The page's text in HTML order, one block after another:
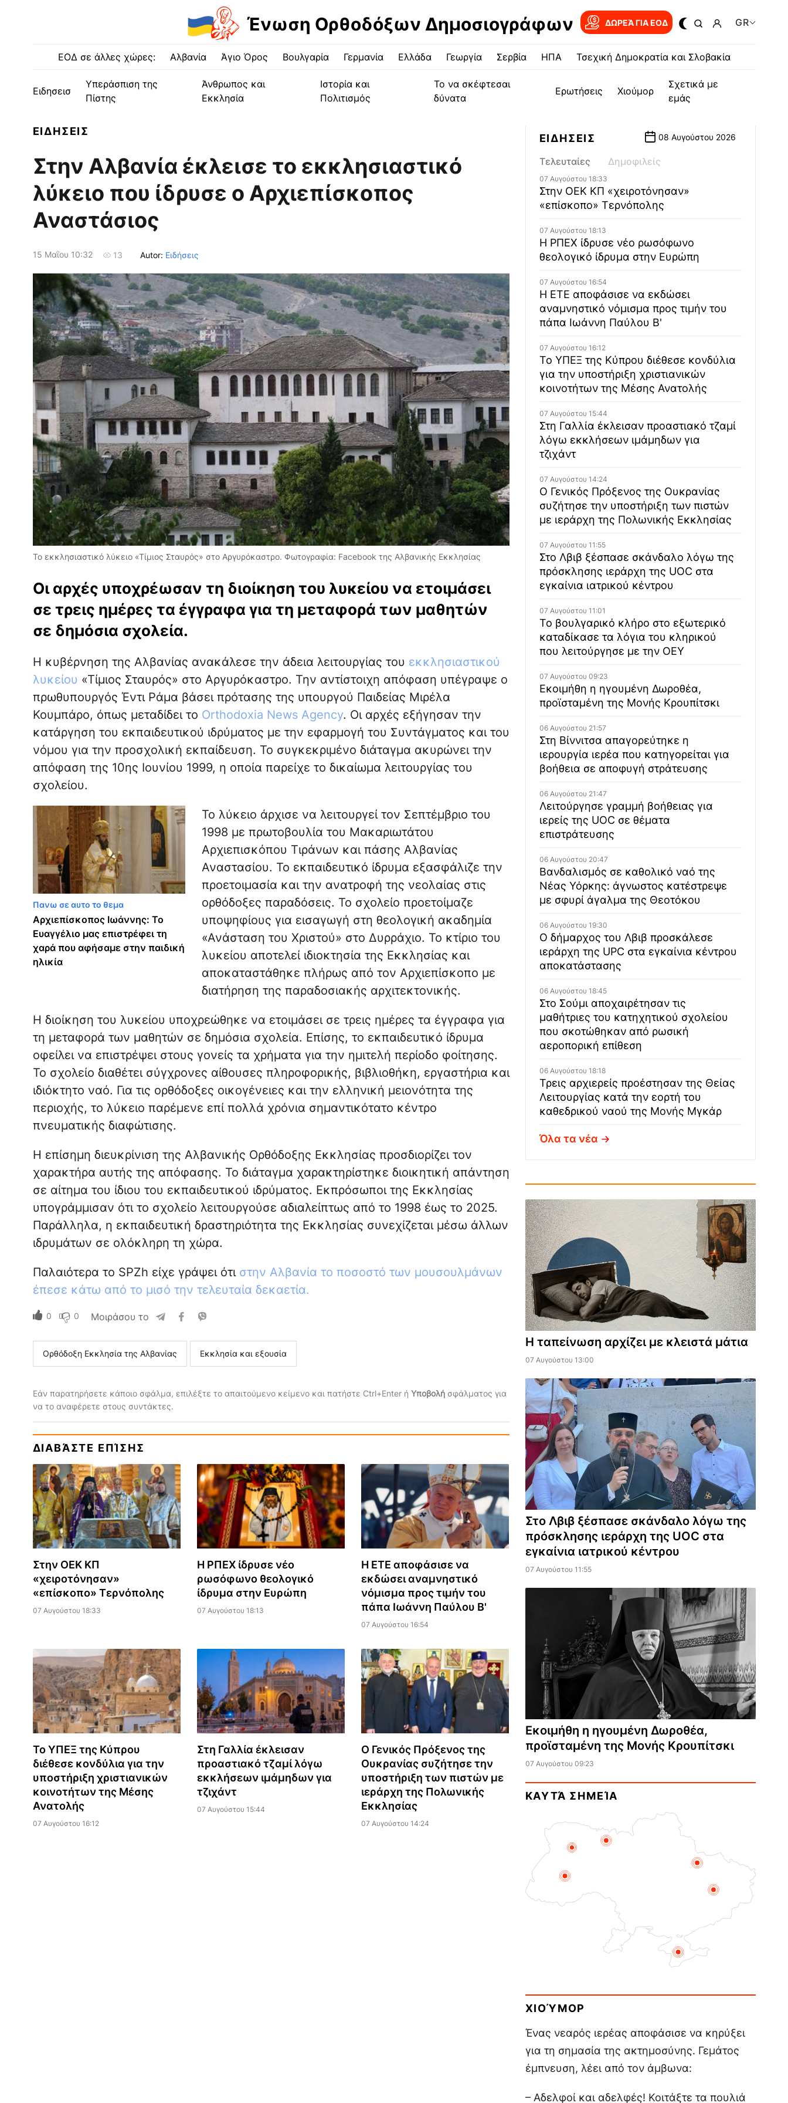
Ένωση Ορθοδόξων Δημοσιογράφων ΔΩΡΕΆ ΓΙΑ EOΔ GR
ΕΟΔ σε άλλες χώρες: Αλβανία Άγιο Όρος Βουλγαρία Γερμανία Ελλάδα Γεωργία Σερβία ΗΠΑ Τσεχική Δημοκρατία και Σλοβακία
Ειδησεισ
Υπεράσπιση της
Πίστης
Άνθρωπος και
Εκκλησία
Ιστορία και
Πολιτισμός
Το να σκέφτεσαι
δύνατα
Ερωτήσεις Χιούμορ
Σχετικά με
εμάς
ΕΙΔΗΣΕΙΣ
Στην Αλβανία έκλεισε το εκκλησιαστικό
λύκειο που ίδρυσε ο Αρχιεπίσκοπος
Αναστάσιος
15 Μαΐου 10:32 13 Autor: Ειδήσεις
Το εκκλησιαστικό λύκειο «Τίμιος Σταυρός» στο Αργυρόκαστρο. Φωτογραφία: Facebook της Αλβανικής Εκκλησίας
Οι αρχές υποχρέωσαν τη διοίκηση του λυκείου να ετοιμάσει
σε τρεις ημέρες τα έγγραφα για τη μεταφορά των μαθητών
σε δημόσια σχολεία.
Η κυβέρνηση της Αλβανίας ανακάλεσε την άδεια λειτουργίας του εκκλησιαστικού
λυκείου «Τίμιος Σταυρός» στο Αργυρόκαστρο. Την αντίστοιχη απόφαση υπέγραψε ο
πρωθυπουργός Έντι Ράμα βάσει πρότασης της υπουργού Παιδείας Μιρέλα
Κουμπάρο, όπως μεταδίδει το Orthodoxia News Agency. Οι αρχές εξήγησαν την
κατάργηση του εκπαιδευτικού ιδρύματος με την εφαρμογή του Συντάγματος και του
νόμου για την προσχολική εκπαίδευση. Το συγκεκριμένο διάταγμα ακυρώνει την
απόφαση της 10ης Ιουνίου 1999, η οποία παρείχε το δικαίωμα λειτουργίας του
σχολείου.
Πανω σε αυτο το θεμα
Αρχιεπίσκοπος Ιωάννης: Το
Ευαγγέλιο μας επιστρέφει τη
χαρά που αφήσαμε στην παιδική
ηλικία
Το λύκειο άρχισε να λειτουργεί τον Σεπτέμβριο του
1998 με πρωτοβουλία του Μακαριωτάτου
Αρχιεπισκόπου Τιράνων και πάσης Αλβανίας
Αναστασίου. Το εκπαιδευτικό ίδρυμα εξασφάλιζε την
προετοιμασία και την ανατροφή της νεολαίας στις
ορθόδοξες παραδόσεις. Το σχολείο προετοίμαζε
υποψηφίους για εισαγωγή στη θεολογική ακαδημία
«Ανάσταση του Χριστού» στο Δυρράχιο. Το κτίριο του
λυκείου αποτελεί ιδιοκτησία της Εκκλησίας και
αποκαταστάθηκε πλήρως από τον Αρχιεπίσκοπο με
διατήρηση της παραδοσιακής αρχιτεκτονικής.
Η διοίκηση του λυκείου υποχρεώθηκε να ετοιμάσει σε τρεις ημέρες τα έγγραφα για
τη μεταφορά των μαθητών σε δημόσια σχολεία. Επίσης, το εκπαιδευτικό ίδρυμα
οφείλει να επιστρέψει στους γονείς τα χρήματα για την ημιτελή περίοδο φοίτησης.
Το σχολείο διαθέτει σύγχρονες αίθουσες πληροφορικής, βιβλιοθήκη, εργαστήρια και
ιδιόκτητο ναό. Για τις ορθόδοξες οικογένειες και την ελληνική μειονότητα της
περιοχής, το λύκειο παρέμενε επί πολλά χρόνια σημαντικότατο κέντρο
πνευματικής διαφώτισης.
Η επίσημη διευκρίνιση της Αλβανικής Ορθόδοξης Εκκλησίας προσδιορίζει τον
χαρακτήρα αυτής της απόφασης. Το διάταγμα χαρακτηρίστηκε διοικητική απάντηση
σε αίτημα του ίδιου του εκπαιδευτικού ιδρύματος. Εκπρόσωποι της Εκκλησίας
υπογράμμισαν ότι το σχολείο λειτουργούσε αδιαλείπτως από το 1998 έως το 2025.
Παράλληλα, η εκπαιδευτική δραστηριότητα της Εκκλησίας συνεχίζεται μέσω άλλων
ιδρυμάτων σε ολόκληρη τη χώρα.
Παλαιότερα το SPZh είχε γράψει ότι στην Αλβανία το ποσοστό των μουσουλμάνων
έπεσε κάτω από το μισό την τελευταία δεκαετία.
0 0 Μοιράσου το
Ορθόδοξη Εκκλησία της Αλβανίας Εκκλησία και εξουσία
Εάν παρατηρήσετε κάποιο σφάλμα, επιλέξτε το απαιτούμενο κείμενο και πατήστε Ctrl+Enter ή Υποβολήσφάλματος για
να το αναφέρετε στους συντάκτες.
ΔΙΑΒΆΣΤΕ ΕΠΊΣΗΣ
Στην ΟΕΚ ΚΠ
«χειροτόνησαν»
«επίσκοπο» Τερνόπολης
07 Αυγούστου 18:33
Η ΡΠΕΧ ίδρυσε νέο
ρωσόφωνο θεολογικό
ίδρυμα στην Ευρώπη
07 Αυγούστου 18:13
Η ΕΤΕ αποφάσισε να
εκδώσει αναμνηστικό
νόμισμα προς τιμήν του
πάπα Ιωάννη Παύλου Β'
07 Αυγούστου 16:54
Το ΥΠΕΞ της Κύπρου
διέθεσε κονδύλια για την
υποστήριξη χριστιανικών
κοινοτήτων της Μέσης
Ανατολής
07 Αυγούστου 16:12
Στη Γαλλία έκλεισαν
προαστιακό τζαμί λόγω
εκκλήσεων ιμάμηδων για
τζιχάντ
07 Αυγούστου 15:44
Ο Γενικός Πρόξενος της
Ουκρανίας συζήτησε την
υποστήριξη των πιστών με
ιεράρχη της Πολωνικής
Εκκλησίας
07 Αυγούστου 14:24
ΕΙΔΗΣΕΙΣ 08 Αυγούστου 2026
Τελευταίες Δημοφιλείς
07 Αυγούστου 18:33
Στην ΟΕΚ ΚΠ «χειροτόνησαν»
«επίσκοπο» Τερνόπολης
07 Αυγούστου 18:13
Η ΡΠΕΧ ίδρυσε νέο ρωσόφωνο
θεολογικό ίδρυμα στην Ευρώπη
07 Αυγούστου 16:54
Η ΕΤΕ αποφάσισε να εκδώσει
αναμνηστικό νόμισμα προς τιμήν του
πάπα Ιωάννη Παύλου Β'
07 Αυγούστου 16:12
Το ΥΠΕΞ της Κύπρου διέθεσε κονδύλια
για την υποστήριξη χριστιανικών
κοινοτήτων της Μέσης Ανατολής
07 Αυγούστου 15:44
Στη Γαλλία έκλεισαν προαστιακό τζαμί
λόγω εκκλήσεων ιμάμηδων για
τζιχάντ
07 Αυγούστου 14:24
Ο Γενικός Πρόξενος της Ουκρανίας
συζήτησε την υποστήριξη των πιστών
με ιεράρχη της Πολωνικής Εκκλησίας
07 Αυγούστου 11:55
Στο Λβιβ ξέσπασε σκάνδαλο λόγω της
πρόσκλησης ιεράρχη της UOC στα
εγκαίνια ιατρικού κέντρου
07 Αυγούστου 11:01
Το βουλγαρικό κλήρο στο εξωτερικό
καταδίκασε τα λόγια του κληρικού
που λειτούργησε με την ΟΕΥ
07 Αυγούστου 09:23
Εκοιμήθη η ηγουμένη Δωροθέα,
προϊσταμένη της Μονής Κρουπίτσκι
06 Αυγούστου 21:57
Στη Βίννιτσα απαγορεύτηκε η
ιερουργία ιερέα που κατηγορείται για
βοήθεια σε αποφυγή στράτευσης
06 Αυγούστου 21:47
Λειτούργησε γραμμή βοήθειας για
ιερείς της UOC σε θέματα
επιστράτευσης
06 Αυγούστου 20:47
Βανδαλισμός σε καθολικό ναό της
Νέας Υόρκης: άγνωστος κατέστρεψε
με σφυρί άγαλμα της Θεοτόκου
06 Αυγούστου 19:30
Ο δήμαρχος του Λβιβ προσκάλεσε
ιεράρχη της UPC στα εγκαίνια κέντρου
αποκατάστασης
06 Αυγούστου 18:45
Στο Σούμι αποχαιρέτησαν τις
μαθήτριες του κατηχητικού σχολείου
που σκοτώθηκαν από ρωσική
αεροπορική επίθεση
06 Αυγούστου 18:18
Τρεις αρχιερείς προέστησαν της Θείας
Λειτουργίας κατά την εορτή του
καθεδρικού ναού της Μονής Μγκάρ
Όλα τα νέα
Η ταπείνωση αρχίζει με κλειστά μάτια
07 Αυγούστου 13:00
Στο Λβιβ ξέσπασε σκάνδαλο λόγω της
πρόσκλησης ιεράρχη της UOC στα
εγκαίνια ιατρικού κέντρου
07 Αυγούστου 11:55
Εκοιμήθη η ηγουμένη Δωροθέα,
προϊσταμένη της Μονής Κρουπίτσκι
07 Αυγούστου 09:23
ΚΑΥΤΆ ΣΗΜΕΊΑ
ΧΙΟΎΜΟΡ
Ένας νεαρός ιερέας αποφάσισε να κηρύξει
για τη σημασία της ακτημοσύνης. Γεμάτος
έμπνευση, λέει από τον άμβωνα:
– Αδελφοί και αδελφές! Κοιτάξτε τα πουλιά